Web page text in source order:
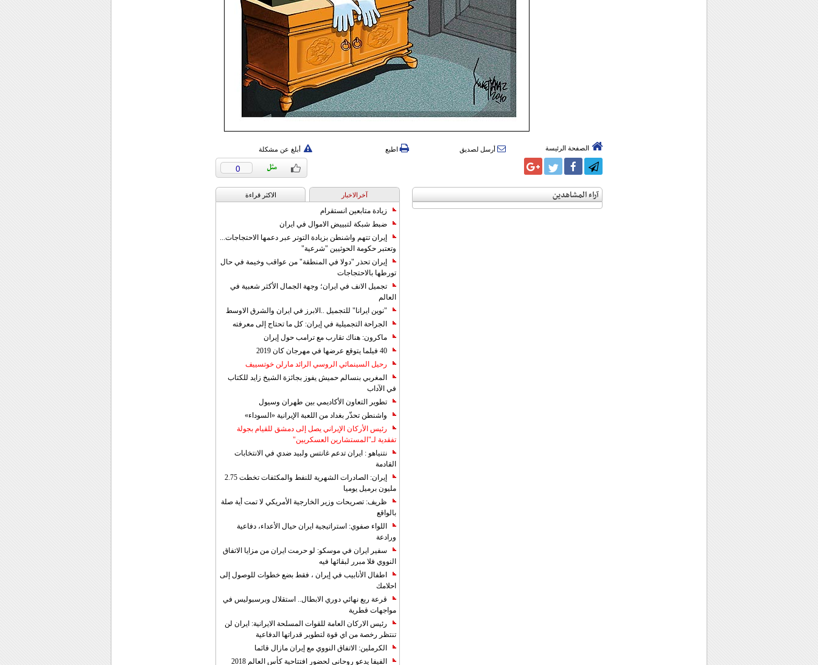
الصفحة الرئيسة أرسل لصديق اطبع أبلغ عن مشكلة
0
آراء المشاهدين آخرالاخبار الاکثر قراءة
زيادة متابعين انستقرام
ضبط شبكة لتبييض الاموال في ايران
إيران تتهم واشنطن بزيادة التوتر عبر دعمها الاحتجاجات...
وتعتبر حكومة الحوثيين "شرعية"
إيران تحذر "دولا في المنطقة" من عواقب وخيمة في حال
تورطها بالاحتجاجات
تجميل الانف في ايران؛ وجهة الجمال الأكثر شعبية في
العالم
"نوين ايرانا" للتجميل ..الابرز في ايران والشرق الاوسط
الجراحة التجميلية في إيران: كل ما تحتاج إلى معرفته
ماكرون: هناك تقارب مع ترامب حول إيران
40 فيلما يتوقع عرضها في مهرجان كان 2019
رحيل السينمائي الروسي الرائد مارلن خوتسييف
المغربي بنسالم حميش يفوز بجائزة الشيخ زايد للكتاب
في الآداب
تطوير التعاون الأكاديمي بين طهران وسيول
واشنطن تحذّر بغداد من اللعبة الإيرانية «السوداء»
رئيس الأركان الإيراني يصل إلى دمشق للقيام بجولة
تفقدية لـ"المستشارين العسكريين"
نتنياهو : ايران تدعم غانتس ولبيد ضدي في الانتخابات
القادمة
إيران: الصادرات الشهریة للنفط والمكثفات تخطت 2.75
مليون برميل يوميا
ظريف: تصريحات وزير الخارجية الأمريكي لا تمت أية صلة
بالواقع
اللواء صفوي: استراتيجية ايران حيال الأعداء، دفاعية
ورادعة
سفير ايران في موسكو: لو حرمت ايران من مزايا الاتفاق
النووي فلا مبرر لبقائها فيه
اطفال الأنابيب في إيران ، فقط بضع خطوات للوصول إلى
احلامك
قرعة ربع نهائي دوري الابطال.. استقلال وبرسبوليس في
مواجهات قطرية
رئيس الاركان العامة للقوات المسلحة الايرانية: ايران لن
تنتظر رخصة من اي قوة لتطوير قدراتها الدفاعية
الكرملين: الاتفاق النووي مع إيران مازال قائما
الفيفا يدعو روحاني لحضور افتتاحية كأس العالم 2018